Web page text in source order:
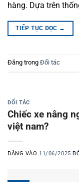
hàng. Dựa trên
TIẾP TỤC ĐỌC →
Đăng trong Đối tác
ĐỐI TÁC
Chiếc xe nâng
việt nam?
ĐĂNG VÀO 11/06/2025